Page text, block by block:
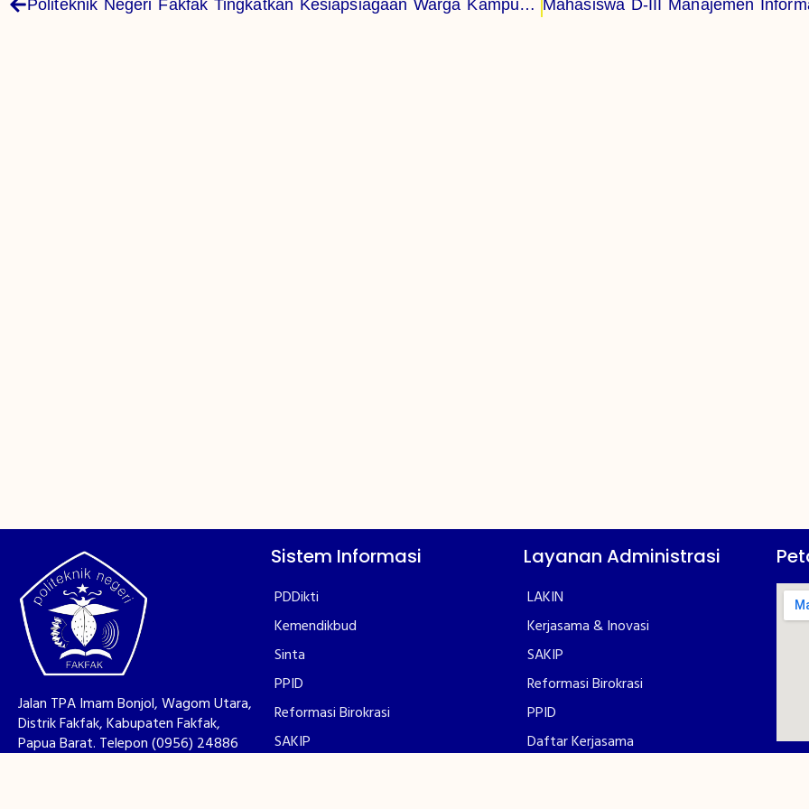
Politeknik Negeri Fakfak Tingkatkan Kesiapsiagaan Warga Kampung Tanama Melalui Program Mitigasi Bencana Gempa
Jalan TPA Imam Bonjol, Wagom Utara,
Distrik Fakfak, Kabupaten Fakfak,
Papua Barat. Telepon (0956) 24886
Sistem Informasi
PDDikti
Kemendikbud
Sinta
PPID
Reformasi Birokrasi
SAKIP
Layanan Administrasi
LAKIN
Kerjasama & Inovasi
SAKIP
Reformasi Birokrasi
PPID
Daftar Kerjasama